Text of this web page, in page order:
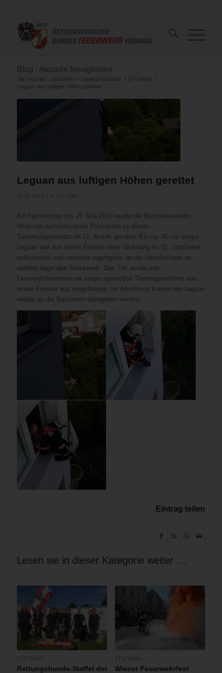
Blog - Aktuelle Neuigkeiten
Sie sind hier: Startseite / Landesverbände / LFV Wien
/
Leguan aus luftigen Höhen gerettet
Leguan aus luftigen Höhen gerettet
Am Nachmittag des 25. Mai 2014 wurde die Berufsfeuerwehr
Wien von aufmerksamen Passanten zu einem
Tierrettungseinsatz im 21. Bezirk gerufen. Ein ca. 45 cm langer
Leguan war aus einem Fenster einer Wohnung im 15. Stockwerk
entkommen und verharrte regungslos an der Hausfassade im
darüber liegenden Stockwerk. Das Tier wurde von
Feuerwehrbeamten mit einem speziellen Tierbergekescher von
einem Fenster aus eingefangen. Im Anschluss konnte der Leguan
wieder an die Besitzerin übergeben werden.
Eintrag teilen
Lesen sie in dieser Kategorie weiter …
Rettungshunde-Staffel der
Wiener Feuerwehrfest